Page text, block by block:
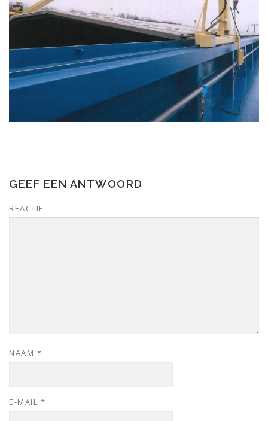
GEEF EEN ANTWOORD
REACTIE
NAAM *
E-MAIL *